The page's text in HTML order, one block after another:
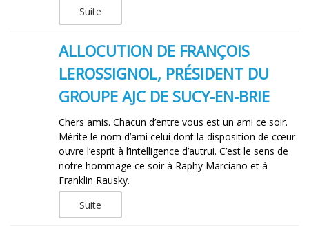
Suite
ALLOCUTION DE FRANÇOIS
LEROSSIGNOL, PRÉSIDENT DU
GROUPE AJC DE SUCY-EN-BRIE
Chers amis. Chacun d’entre vous est un ami ce soir.
Mérite le nom d’ami celui dont la disposition de cœur
ouvre l’esprit à l’intelligence d’autrui. C’est le sens de
notre hommage ce soir à Raphy Marciano et à
Franklin Rausky.
Suite